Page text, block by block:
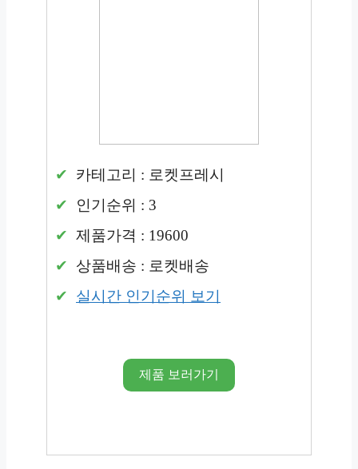
카테고리 : 로켓프레시
인기순위 : 3
제품가격 : 19600
상품배송 : 로켓배송
실시간 인기순위 보기
제품 보러가기